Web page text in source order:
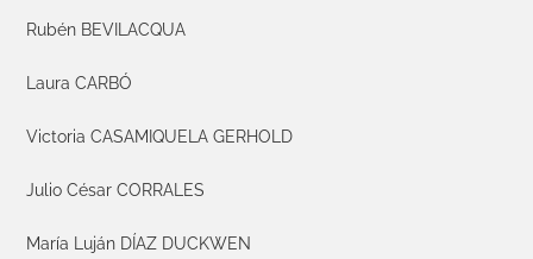
Rubén BEVILACQUA
Laura CARBÓ
Victoria CASAMIQUELA GERHOLD
Julio César CORRALES
María Luján DÍAZ DUCKWEN